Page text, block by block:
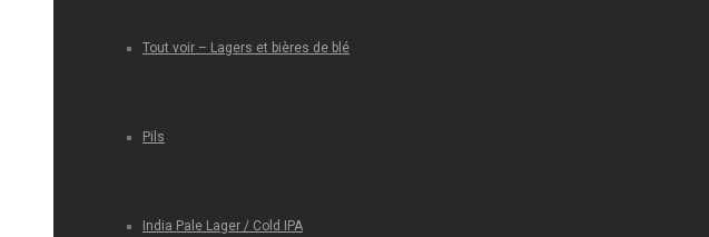
Tout voir – Lagers et bières de blé
Pils
India Pale Lager / Cold IPA